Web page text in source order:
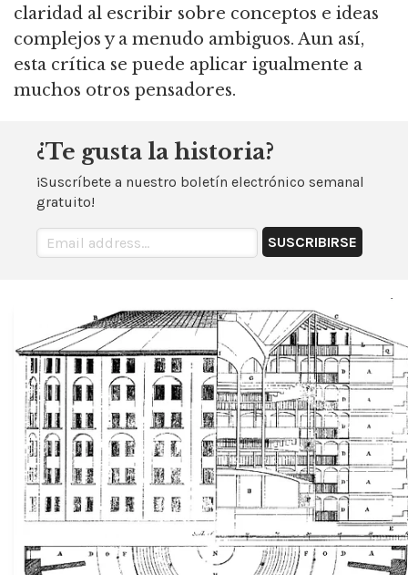
claridad al escribir sobre conceptos e ideas
complejos y a menudo ambiguos. Aun así,
esta crítica se puede aplicar igualmente a
muchos otros pensadores.
¿Te gusta la historia?
¡Suscríbete a nuestro boletín electrónico semanal
gratuito!